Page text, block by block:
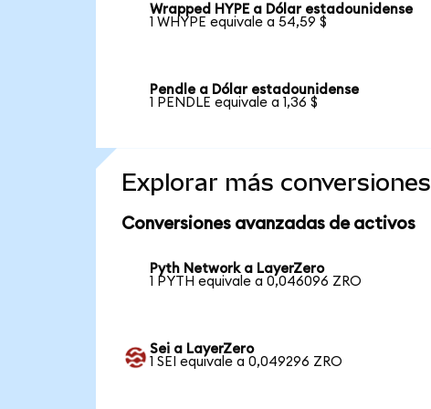
Wrapped HYPE a Dólar estadounidense
1 WHYPE equivale a 54,59 $
Pendle a Dólar estadounidense
1 PENDLE equivale a 1,36 $
Explorar más conversiones
Conversiones avanzadas de activos
Pyth Network a LayerZero
1 PYTH equivale a 0,046096 ZRO
Sei a LayerZero
1 SEI equivale a 0,049296 ZRO